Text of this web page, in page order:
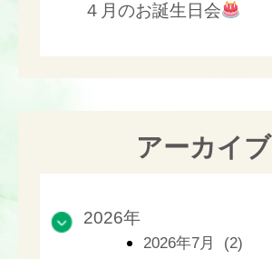
４月のお誕生日会
アーカイブ
2026年
2026年7月 (2)